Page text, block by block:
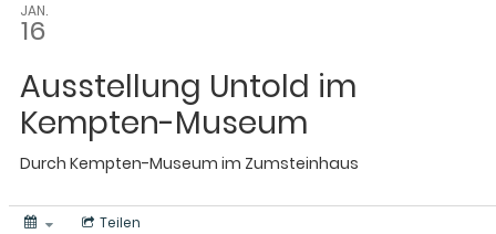
JAN.
16
Ausstellung Untold im
Kempten-Museum
Durch Kempten-Museum im Zumsteinhaus
Teilen